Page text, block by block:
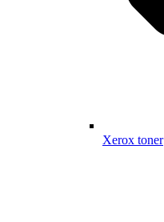
Xerox toner